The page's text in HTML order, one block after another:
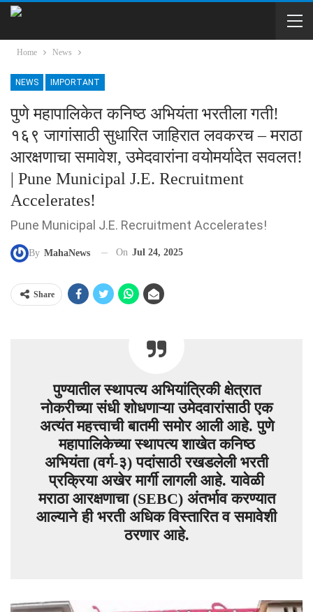
Home News
NEWS IMPORTANT
पुणे महापालिकेत कनिष्ठ अभियंता भरतीला गती!
१६९ जागांसाठी सुधारित जाहिरात लवकरच – मराठा
आरक्षणाचा समावेश, उमेदवारांना वयोमर्यादेत सवलत!
| Pune Municipal J.E. Recruitment
Accelerates!
Pune Municipal J.E. Recruitment Accelerates!
By MahaNews On Jul 24, 2025
Share
पुण्यातील स्थापत्य अभियांत्रिकी क्षेत्रात
नोकरीच्या संधी शोधणाऱ्या उमेदवारांसाठी एक
अत्यंत महत्त्वाची बातमी समोर आली आहे. पुणे
महापालिकेच्या स्थापत्य शाखेत कनिष्ठ
अभियंता (वर्ग-३) पदांसाठी रखडलेली भरती
प्रक्रिया अखेर मार्गी लागली आहे. यावेळी
मराठा आरक्षणाचा (SEBC) अंतर्भाव करण्यात
आल्याने ही भरती अधिक विस्तारित व समावेशी
ठरणार आहे.